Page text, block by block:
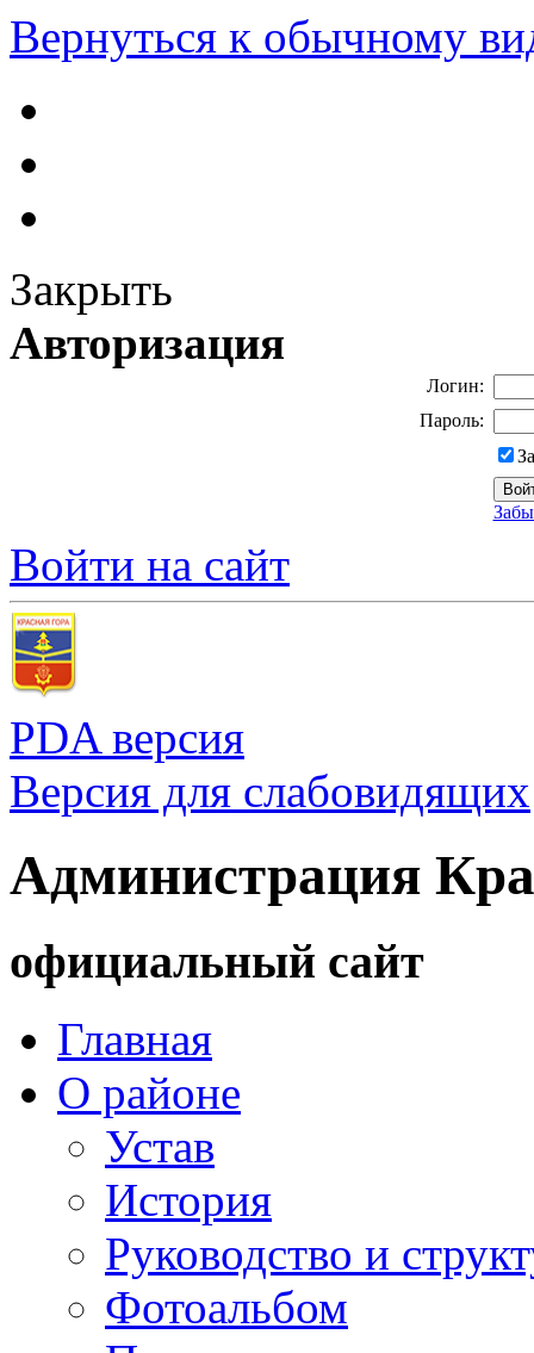
Вернуться к обычному
Закрыть
Авторизация
Логин:
Пароль:
Войти на сайт
PDA версия
Версия для слабовидящих
Администрация
официальный сайт
Главная
О районе
Устав
История
Руководство и
Фотоальбом